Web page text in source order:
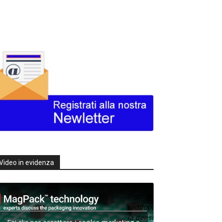
in evidenza
Texas
raddoppia
la densità